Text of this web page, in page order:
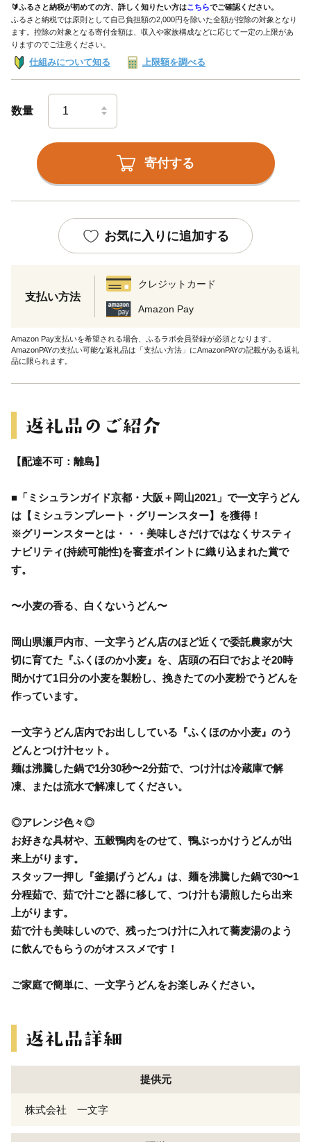
🔰ふるさと納税が初めての方、詳しく知りたい方はこちらでご確認ください。
ふるさと納税では原則として自己負担額の2,000円を除いた全額が控除の対象となり
ます。控除の対象となる寄付金額は、収入や家族構成などに応じて一定の上限があ
りますのでご注意ください。
仕組みについて知る 上限額を調べる
数量
寄付する
お気に入りに追加する
支払い方法
クレジットカード
Amazon Pay
Amazon Pay支払いを希望される場合、ふるラボ会員登録が必須となります。
AmazonPAYの支払い可能な返礼品は「支払い方法」にAmazonPAYの記載がある返礼
品に限られます。
【配達不可：離島】
■「ミシュランガイド京都・大阪＋岡山2021」で一文字うどん
は【ミシュランプレート・グリーンスター】を獲得！
※グリーンスターとは・・・美味しさだけではなくサスティ
ナビリティ(持続可能性)を審査ポイントに織り込まれた賞で
す。
〜小麦の香る、白くないうどん〜
岡山県瀬戸内市、一文字うどん店のほど近くで委託農家が大
切に育てた『ふくほのか小麦』を、店頭の石臼でおよそ20時
間かけて1日分の小麦を製粉し、挽きたての小麦粉でうどんを
作っています。
一文字うどん店内でお出ししている『ふくほのか小麦』のう
どんとつけ汁セット。
麺は沸騰した鍋で1分30秒〜2分茹で、つけ汁は冷蔵庫で解
凍、または流水で解凍してください。
◎アレンジ色々◎
お好きな具材や、五穀鴨肉をのせて、鴨ぶっかけうどんが出
来上がります。
スタッフ一押し『釜揚げうどん』は、麺を沸騰した鍋で30〜1
分程茹で、茹で汁ごと器に移して、つけ汁も湯煎したら出来
上がります。
茹で汁も美味しいので、残ったつけ汁に入れて蕎麦湯のよう
に飲んでもらうのがオススメです！
ご家庭で簡単に、一文字うどんをお楽しみください。
提供元
株式会社 一文字